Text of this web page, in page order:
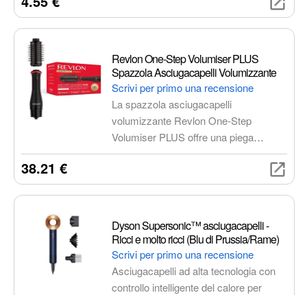
altamente digeribile e ricca di nutrienti
Revlon One-Step Volumiser PLUS
Spazzola Asciugacapelli Volumizzante
Scrivi per primo una recensione
La spazzola asciugacapelli
volumizzante Revlon One-Step
Volumiser PLUS offre una piega
professionale, riducendo i tempi di
calore eccessivo. Con il suo design
garantisce capelli voluminosi, brillanti e
sani in un solo passaggio.
38.21 €
Dyson Supersonic™ asciugacapelli -
Ricci e molto ricci (Blu di Prussia/Rame)
Scrivi per primo una recensione
Asciugacapelli ad alta tecnologia con
controllo intelligente del calore per